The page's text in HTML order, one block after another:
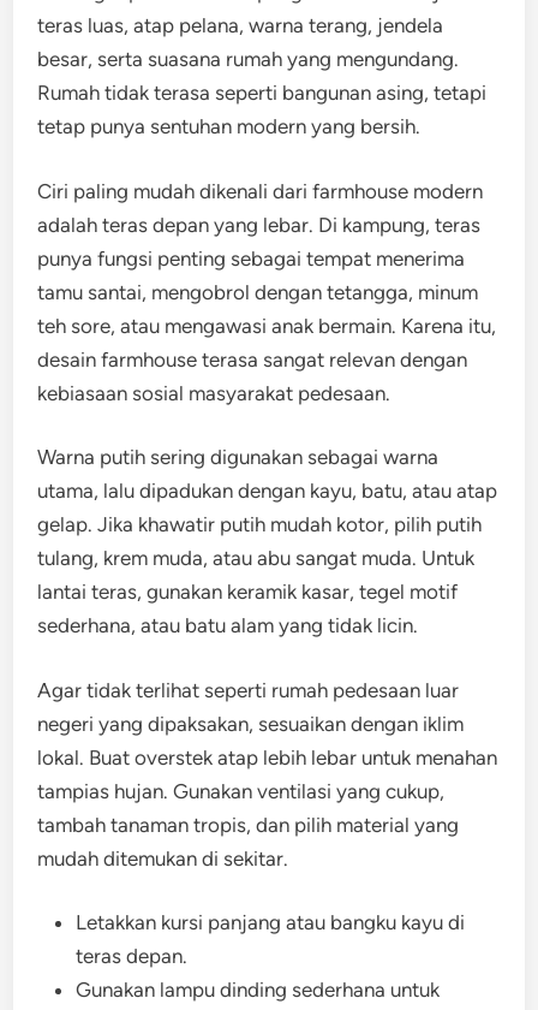
teras luas, atap pelana, warna terang, jendela
besar, serta suasana rumah yang mengundang.
Rumah tidak terasa seperti bangunan asing, tetapi
tetap punya sentuhan modern yang bersih.
Ciri paling mudah dikenali dari farmhouse modern
adalah teras depan yang lebar. Di kampung, teras
punya fungsi penting sebagai tempat menerima
tamu santai, mengobrol dengan tetangga, minum
teh sore, atau mengawasi anak bermain. Karena itu,
desain farmhouse terasa sangat relevan dengan
kebiasaan sosial masyarakat pedesaan.
Warna putih sering digunakan sebagai warna
utama, lalu dipadukan dengan kayu, batu, atau atap
gelap. Jika khawatir putih mudah kotor, pilih putih
tulang, krem muda, atau abu sangat muda. Untuk
lantai teras, gunakan keramik kasar, tegel motif
sederhana, atau batu alam yang tidak licin.
Agar tidak terlihat seperti rumah pedesaan luar
negeri yang dipaksakan, sesuaikan dengan iklim
lokal. Buat overstek atap lebih lebar untuk menahan
tampias hujan. Gunakan ventilasi yang cukup,
tambah tanaman tropis, dan pilih material yang
mudah ditemukan di sekitar.
Letakkan kursi panjang atau bangku kayu di
teras depan.
Gunakan lampu dinding sederhana untuk